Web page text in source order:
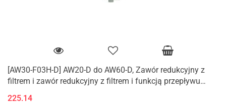
[AW30-F03H-D] AW20-D do AW60-D, Zawór redukcyjny z
filtrem i zawór redukcyjny z filtrem i funkcją przepływu
225.14